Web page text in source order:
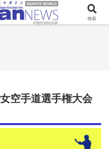
空手道選手権大会
検索